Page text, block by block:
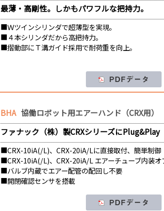
最薄・高剛性。しかもパワフルな把持力。
■Ｗツインシリンダで超薄型を実現。
■４本シリンダだから高把持力。
■摺動部にＴ溝ガイド採用で耐荷重を向上。
BHA 協働ロボット用エアーハンド（CRX用）
ファナック（株）製CRXシリーズにPlug&Play
■CRX-10iA(/L)、CRX-20iA/Lに直接取付、簡単制御
■CRX-10iA(/L)、CRX-20iA/L エアーチューブ内装オ
■バルブ内蔵でエアー配管の配回し不要
■開閉確認センサを搭載